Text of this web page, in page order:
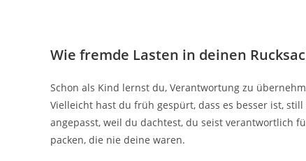
Wie fremde Lasten in deinen
Schon als Kind lernst du, Verantwortung zu
Vielleicht hast du früh gespürt, dass es besser ist,
angepasst, weil du dachtest, du seist verantwortlich
packen, die nie deine waren.